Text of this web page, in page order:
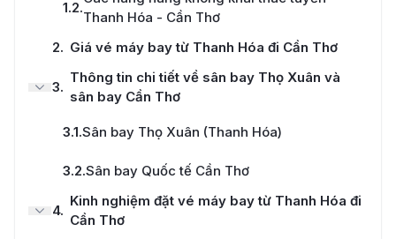
1.2.
Thanh Hóa - Cần Thơ
2. Giá vé máy bay từ Thanh Hóa đi Cần Thơ
3.
Thông tin chi tiết về sân bay Thọ Xuân và
sân bay Cần Thơ
3.1.Sân bay Thọ Xuân (Thanh Hóa)
3.2.Sân bay Quốc tế Cần Thơ
4.
Kinh nghiệm đặt vé máy bay từ Thanh Hóa đi
Cần Thơ